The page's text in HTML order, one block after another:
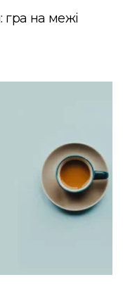
гра на межі